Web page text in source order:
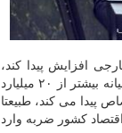
افزایش پیدا کند،
می باشد، علیرغم این شرایط اقتصادی کشور، سالیانه بیشتر از ۲۰ میلیارد
پیدا می کند، طبیعتا
کشور ضربه وارد